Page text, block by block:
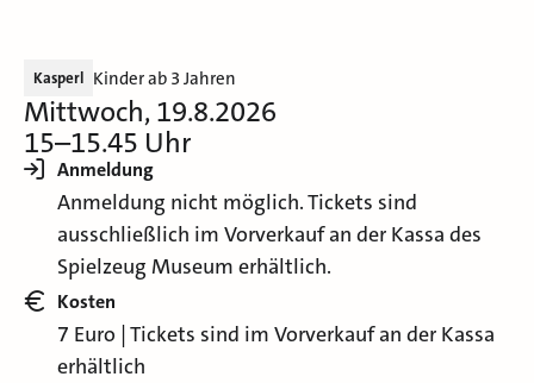
Kasperl Kinder ab 3 Jahren
Mittwoch, 19.8.2026
15–15.45 Uhr
Anmeldung
Anmeldung nicht möglich. Tickets sind
ausschließlich im Vorverkauf an der Kassa des
Spielzeug Museum erhältlich.
Kosten
7 Euro | Tickets sind im Vorverkauf an der Kassa
erhältlich